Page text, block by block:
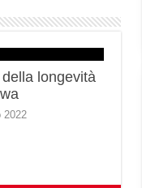
longevità
2022